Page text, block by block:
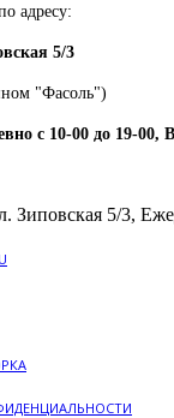
адресу:
5/3
"Фасоль")
с 10-00 до 19-00,
Зиповская 5/3,